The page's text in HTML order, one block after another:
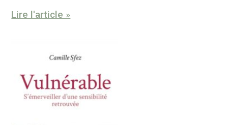
Lire l'article »